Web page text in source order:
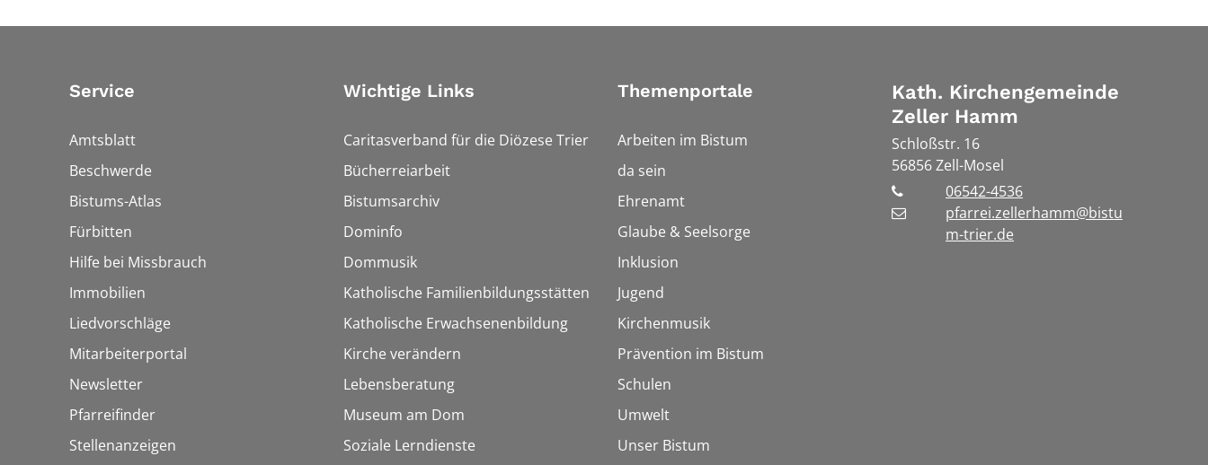
Service
Amtsblatt
Beschwerde
Bistums-Atlas
Fürbitten
Hilfe bei Missbrauch
Immobilien
Liedvorschläge
Mitarbeiterportal
Newsletter
Pfarreifinder
Stellenanzeigen
Wichtige Links
Caritasverband für die Diözese Trier
Bücherreiarbeit
Bistumsarchiv
Dominfo
Dommusik
Katholische Familienbildungsstätten
Katholische Erwachsenenbildung
Kirche verändern
Lebensberatung
Museum am Dom
Soziale Lerndienste
Themenportale
Arbeiten im Bistum
da sein
Ehrenamt
Glaube & Seelsorge
Inklusion
Jugend
Kirchenmusik
Prävention im Bistum
Schulen
Umwelt
Unser Bistum
Kath. Kirchengemeinde
Zeller Hamm
Schloßstr. 16
56856Zell-Mosel
06542-4536
pfarrei.zellerhamm@bistu
m-trier.de